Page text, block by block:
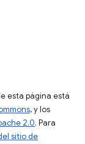
esta página está
, y los
2.0. Para
sitio de